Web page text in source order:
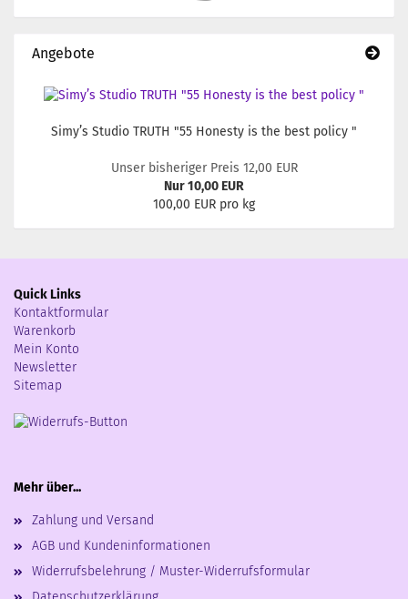
Angebote
Simy’s Studio TRUTH "55 Honesty is the best policy "
Unser bisheriger Preis 12,00 EUR
Nur 10,00 EUR
100,00 EUR pro kg
Quick Links
Kontaktformular
Warenkorb
Mein Konto
Newsletter
Sitemap
Mehr über...
Zahlung und Versand
AGB und Kundeninformationen
Widerrufsbelehrung / Muster-Widerrufsformular